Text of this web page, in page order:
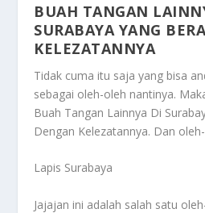
BUAH TANGAN
SURABAYA YANG
KELEZATANNYA
Tidak cuma itu saja yang bisa
sebagai oleh-oleh nantinya.
Buah Tangan Lainnya Di
Dengan Kelezatannya. Dan
Lapis Surabaya
Jajajan ini adalah salah satu